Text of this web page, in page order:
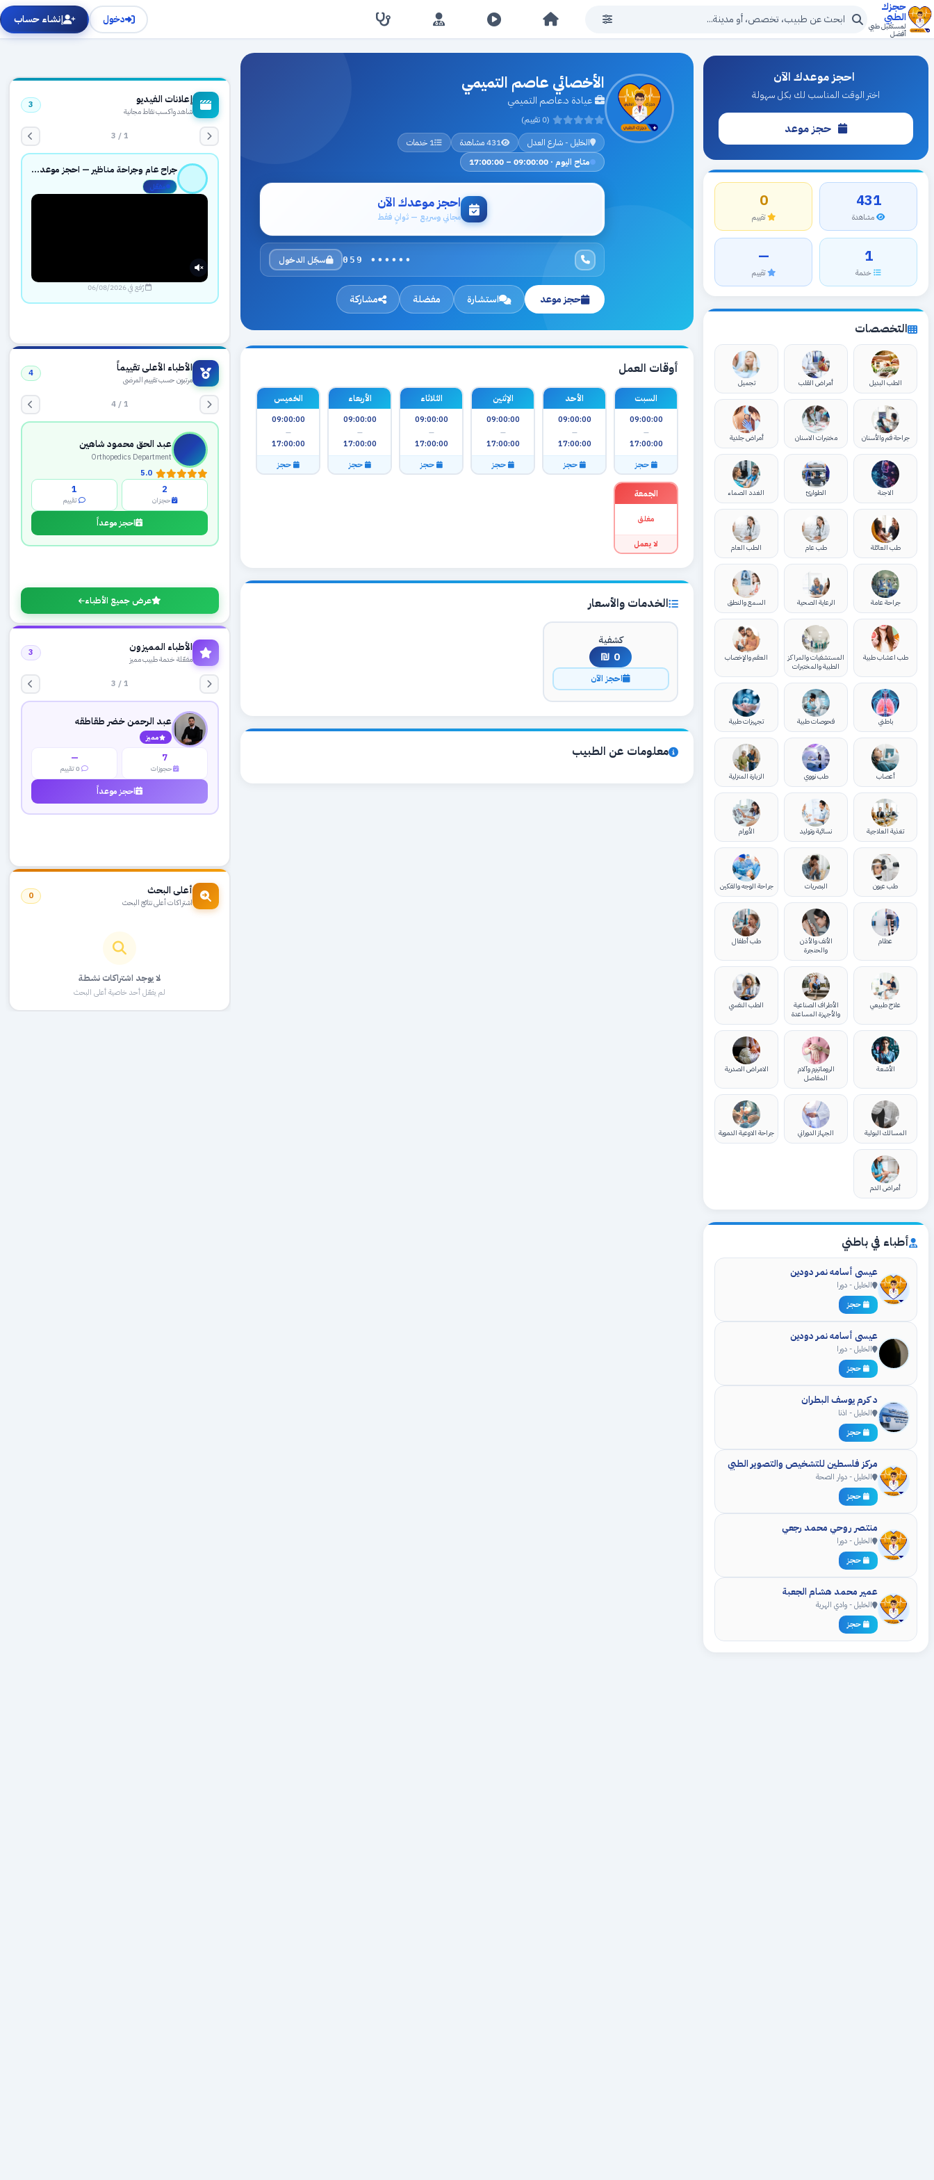
حجزك
الطبي
لمستقبل طبي
أفضل
دخول إنشاء حساب
احجز موعدك الآن
اختر الوقت المناسب لك بكل سهولة
حجز موعد
431
مشاهدة
0
تقييم
1
خدمة
—
تقييم
التخصصات
الطب البديل أمراض القلب تجميل
جراحة فم والأسنان مختبرات الاسنان أمراض جلدية
الاجنة الطوارئ الغدد الصماء
طب العائلة طب عام الطب العام
جراحة عامة الرعاية الصحية السمع والنطق
طب اعشاب طبية
المستشفيات والمراكز
الطبية والمختبرات
العقم والإخصاب
باطني فحوصات طبية تجهيزات طبية
أعصاب طب نووي الزيارة المنزلية
تغذية العلاجية نسائية وتوليد الأورام
طب عيون البصريات جراحة الوجه والفكين
عظام
الأنف والأذن
والحنجرة
طب أطفال
علاج طبيعي
الأطراف الصناعية
والأجهزة المساعدة
الطب النفسي
الأشعة
الروماتيزم وآلام
المفاصل
الامراض الصدرية
المسالك البولية الجهاز الدوراني جراحة الاوعية الدموية
أمراض الدم
أطباء في باطني
عيسى أسامه نمر دودين
الخليل - دورا
حجز
عيسى أسامه نمر دودين
الخليل - دورا
حجز
د كرم يوسف البطران
الخليل - اذنا
حجز
مركز فلسطين للتشخيص والتصوير الطبي
الخليل - دوار الصحة
حجز
منتصر روحي محمد رجعي
الخليل - دورا
حجز
عمير محمد هشام الجعبة
الخليل - وادي الهرية
حجز
الأخصائي عاصم التميمي
عيادة د.عاصم التميمي
(0 تقييم)
الخليل - شارع العدل
431 مشاهدة
1 خدمات
متاح اليوم · 09:00:00 – 17:00:00
احجز موعدك الآن
مجاني وسريع — ثوانٍ فقط
059 •••••• سجّل الدخول
حجز موعد استشارة مفضلة مشاركة
أوقات العمل
السبت
09:00:00
—
17:00:00
حجز
الأحد
09:00:00
—
17:00:00
حجز
الإثنين
09:00:00
—
17:00:00
حجز
الثلاثاء
09:00:00
—
17:00:00
حجز
الأربعاء
09:00:00
—
17:00:00
حجز
الخميس
09:00:00
—
17:00:00
حجز
الجمعة
مغلق
لا يعمل
الخدمات والأسعار
كشفية
0 ₪
احجز الآن
معلومات عن الطبيب
إعلانات الفيديو 3
1 / 3
جراح عام وجراحة مناظير — احجز موعدك بثقة عبر حجزك الطبي
الأطباء الأعلى تقييماً 4
1 / 4
عبد الحق محمود شاهين
5.0
حجزان تقييم
الأطباء المميزون 3
7
حجوزات
أعلى البحث 0
لا يوجد اشتراكات نشطة